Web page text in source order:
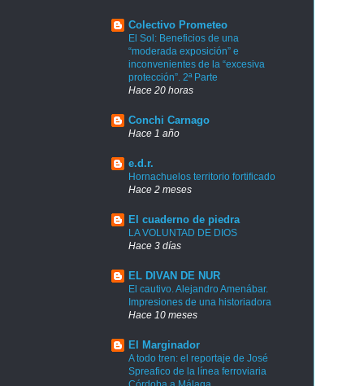
Colectivo Prometeo
El Sol: Beneficios de una
“moderada exposición” e
inconvenientes de la “excesiva
protección”. 2ª Parte
Hace 20 horas
Conchi Carnago
Hace 1 año
e.d.r.
Hornachuelos territorio fortificado
Hace 2 meses
El cuaderno de piedra
LA VOLUNTAD DE DIOS
Hace 3 días
EL DIVAN DE NUR
El cautivo. Alejandro Amenábar.
Impresiones de una historiadora
Hace 10 meses
El Marginador
A todo tren: el reportaje de José
Spreafico de la línea ferroviaria